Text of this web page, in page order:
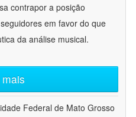
contrapor a posição
em favor do que
da análise musical.
Federal de Mato Grosso